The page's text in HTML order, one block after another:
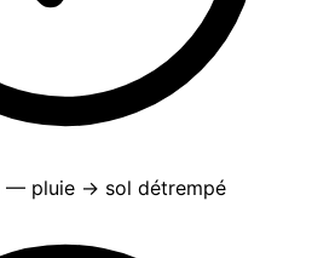
— pluie → sol détrempé